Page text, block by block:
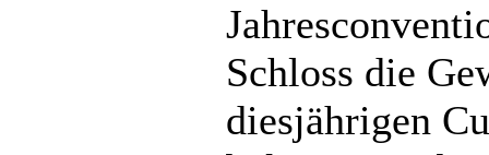
Schloss die
diesjährigen